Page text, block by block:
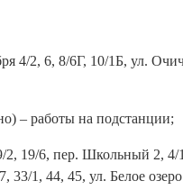
4/2, 6, 8/6Г, 10/1Б, ул.
– работы на подстанции;
2, 19/6, пер. Школьный 2,
33/1, 44, 45, ул. Белое